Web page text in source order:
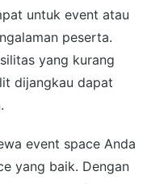
untuk event atau
peserta.
yang kurang
dijangkau dapat
event space Anda
yang baik. Dengan